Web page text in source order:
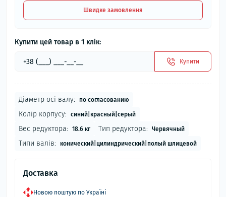
Швидке замовлення
Купити цей товар в 1 клік:
Купити
Діаметр осі валу: по согласованию
Колір корпусу: синий|красный|серый
Вес редуктора: 18.6 кг Тип редуктора: Червячный
Типи валів: конический|цилиндрический|полый шлицевой
Доставка
Новою поштую по Україні